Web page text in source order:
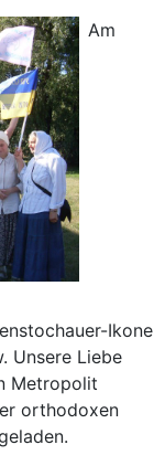
Am
Ikone
Unsere Liebe
Metropolit
orthodoxen